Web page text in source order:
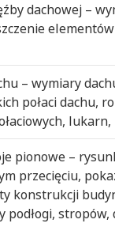
dachowej –
– wymiary
połaci dachu,
lukarn,
pionowe –
przecięciu,
konstrukcji
podłogi, stropów,